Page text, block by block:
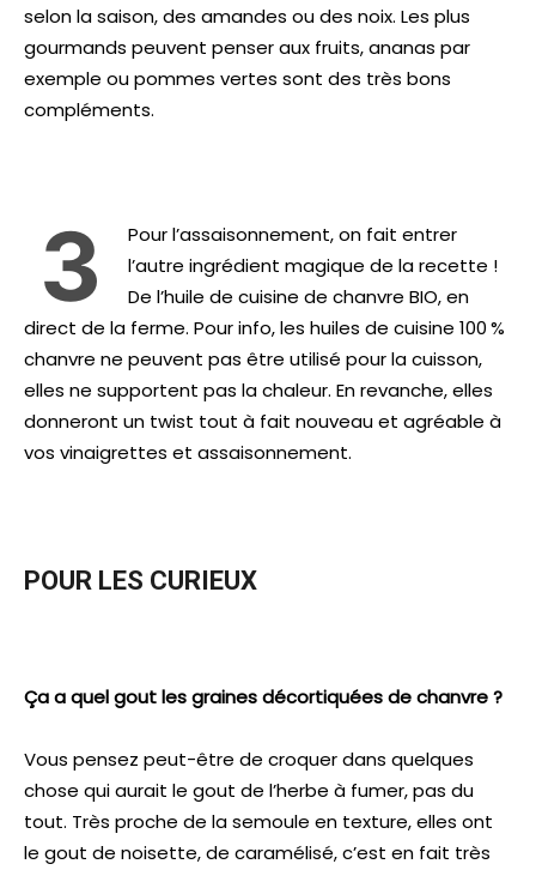
selon la saison, des amandes ou des noix. Les plus
gourmands peuvent penser aux fruits, ananas par
exemple ou pommes vertes sont des très bons
compléments.
3
Pour l’assaisonnement, on fait entrer
l’autre ingrédient magique de la recette !
De l’huile de cuisine de chanvre BIO, en
direct de la ferme. Pour info, les huiles de cuisine 100 %
chanvre ne peuvent pas être utilisé pour la cuisson,
elles ne supportent pas la chaleur. En revanche, elles
donneront un twist tout à fait nouveau et agréable à
vos vinaigrettes et assaisonnement.
POUR LES CURIEUX
Ça a quel gout les graines décortiquées de chanvre ?
Vous pensez peut-être de croquer dans quelques
chose qui aurait le gout de l’herbe à fumer, pas du
tout. Très proche de la semoule en texture, elles ont
le gout de noisette, de caramélisé, c’est en fait très